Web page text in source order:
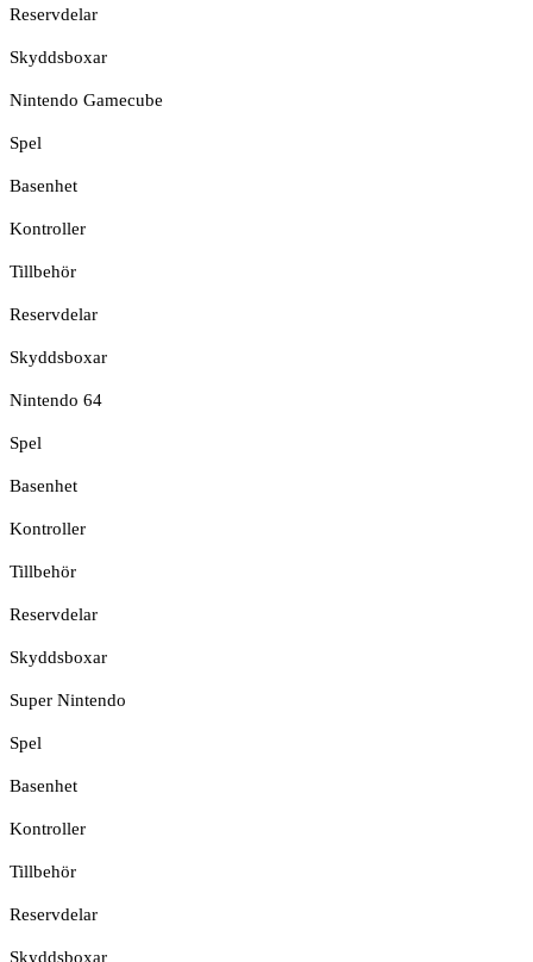
Reservdelar
Skyddsboxar
Nintendo Gamecube
Spel
Basenhet
Kontroller
Tillbehör
Reservdelar
Skyddsboxar
Nintendo 64
Spel
Basenhet
Kontroller
Tillbehör
Reservdelar
Skyddsboxar
Super Nintendo
Spel
Basenhet
Kontroller
Tillbehör
Reservdelar
Skyddsboxar